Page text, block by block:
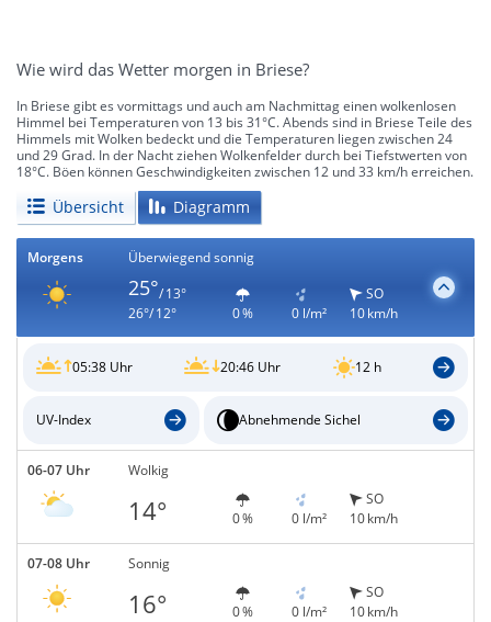
Wie wird das Wetter morgen in Briese?
In Briese gibt es vormittags und auch am Nachmittag einen wolkenlosen
Himmel bei Temperaturen von 13 bis 31°C. Abends sind in Briese Teile des
Himmels mit Wolken bedeckt und die Temperaturen liegen zwischen 24
und 29 Grad. In der Nacht ziehen Wolkenfelder durch bei Tiefstwerten von
18°C. Böen können Geschwindigkeiten zwischen 12 und 33 km/h erreichen.
Übersicht Diagramm
Morgens Überwiegend sonnig
25°/ 13°
26°/ 12°
0 % 0 l/m²
SO
10 km/h
05:38 Uhr 20:46 Uhr 12 h
UV-Index Abnehmende Sichel
06-07 Uhr Wolkig
14° 0 % 0 l/m²
SO
10 km/h
07-08 Uhr Sonnig
16° 0 % 0 l/m²
SO
10 km/h